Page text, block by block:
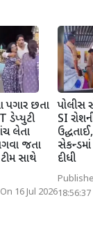
પગાર છતા
ડેપ્યુટી
લેતા
જતા
સાથે
16 Jul 2026
પોલીસ
SI
સેકન્ડમાં
દીધી
18:56:37